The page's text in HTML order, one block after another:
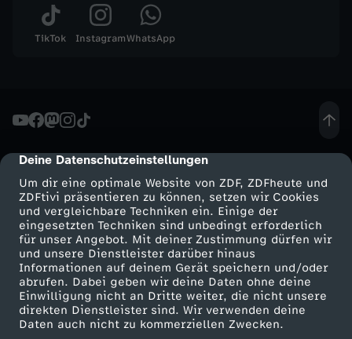
cmp-dialog-description
Deine Datenschutzeinstellungen
Um dir eine optimale Website von ZDF, ZDFheute und
ZDFtivi präsentieren zu können, setzen wir Cookies
und vergleichbare Techniken ein. Einige der
eingesetzten Techniken sind unbedingt erforderlich
für unser Angebot. Mit deiner Zustimmung dürfen wir
und unsere Dienstleister darüber hinaus
Informationen auf deinem Gerät speichern und/oder
abrufen. Dabei geben wir deine Daten ohne deine
Einwilligung nicht an Dritte weiter, die nicht unsere
direkten Dienstleister sind. Wir verwenden deine
Daten auch nicht zu kommerziellen Zwecken.
a
f
u
m
O
r
l
TikTok InstagramWhatsApp
Mehr ZDF
ZDF-Apps
Smart TV
ZDFtext
Service
ZDFmitreden
Kontakt zum ZDF
Tickets